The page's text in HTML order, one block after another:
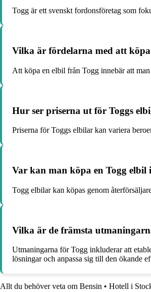
Togg är ett svenskt fordonsföretag som
Vilka är fördelarna med att
Att köpa en elbil från Togg innebär att
Hur ser priserna ut för Toggs
Priserna för Toggs elbilar kan variera
Var kan man köpa en Togg elbil
Togg elbilar kan köpas genom
Vilka är de främsta
Utmaningarna för Togg inkluderar att
lösningar och anpassa sig till den ökande
Allt du behöver veta om Bensin • Hotell i